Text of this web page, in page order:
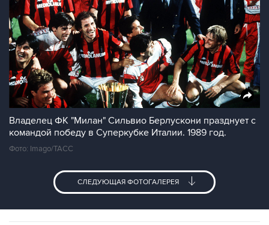
Владелец ФК "Милан" Сильвио Берлускони празднует с
командой победу в Суперкубке Италии. 1989 год.
Фото: Imago/ТАСС
СЛЕДУЮЩАЯ ФОТОГАЛЕРЕЯ